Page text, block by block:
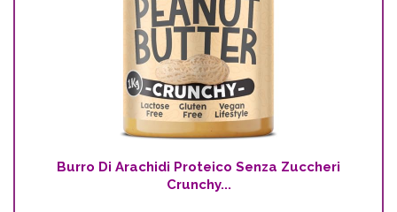
Burro Di Arachidi Proteico Senza Zuccheri
Crunchy...